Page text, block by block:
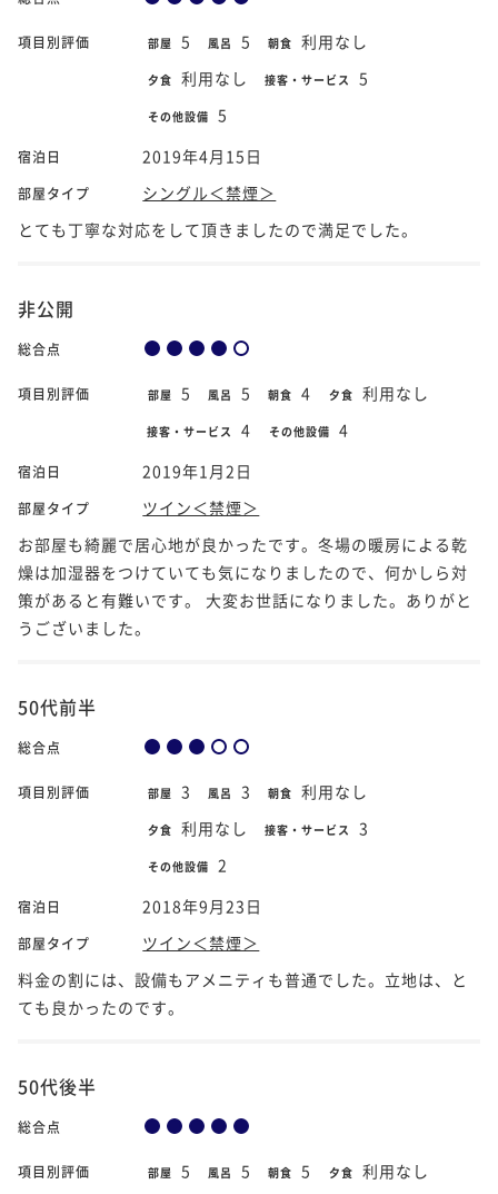
項目別評価 部屋 5 風呂 5 朝食 利用なし
夕食 利用なし 接客・サービス 5
その他設備 5
宿泊日 2019年4月15日
部屋タイプ
シングル＜禁煙＞
とても丁寧な対応をして頂きましたので満足でした。
非公開
総合点
項目別評価 部屋 5 風呂 5 朝食 4 夕食 利用なし
接客・サービス 4 その他設備 4
宿泊日 2019年1月2日
部屋タイプ
ツイン＜禁煙＞
お部屋も綺麗で居心地が良かったです。冬場の暖房による乾
燥は加湿器をつけていても気になりましたので、何かしら対
策があると有難いです。 大変お世話になりました。ありがと
うございました。
50代前半
総合点
項目別評価 部屋 3 風呂 3 朝食 利用なし
夕食 利用なし 接客・サービス 3
その他設備 2
宿泊日 2018年9月23日
部屋タイプ
ツイン＜禁煙＞
料金の割には、設備もアメニティも普通でした。立地は、と
ても良かったのです。
50代後半
総合点
項目別評価 部屋 5 風呂 5 朝食 5 夕食 利用なし